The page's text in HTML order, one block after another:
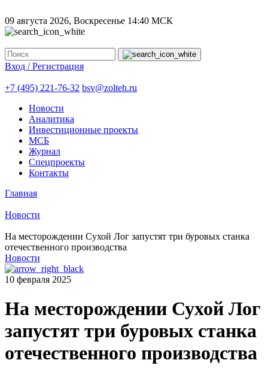
09 августа 2026, Воскресенье 14:40 МСК
Вход / Регистрация
+7 (495) 221-76-32 bsv@zolteh.ru
Новости
Аналитика
Инвестиционные проекты
МСБ
Журнал
Спецпроекты
Контакты
Главная
Новости
На месторождении Сухой Лог запустят три буровых станка
отечественного производства
Новости
10 февраля 2025
На месторождении Сухой Лог
запустят три буровых станка
отечественного производства